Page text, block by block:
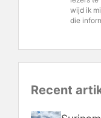
wijd ik
die
Recent